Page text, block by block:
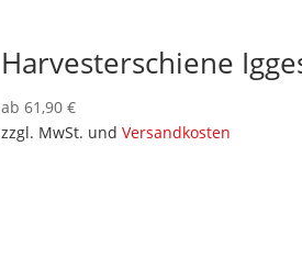
Harvesterschiene
ab61,90€
zzgl. MwSt. undVersandkosten